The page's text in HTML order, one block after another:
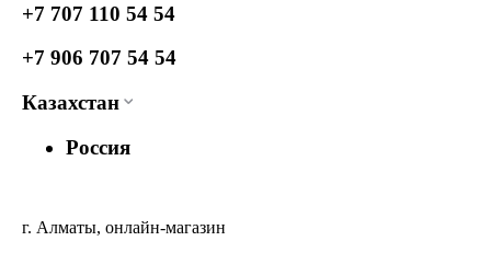
+7 707 110 54 54
+7 906 707 54 54
Казахстан
Россия
г. Алматы, онлайн-магазин